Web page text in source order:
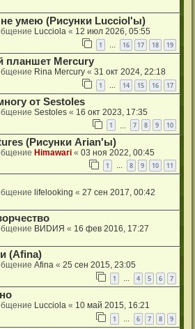
умею (Рисунки Lucciol'ы)
Lucciola « 12 июл 2026, 05:55
1 … 16 17 18 19
планшет Mercury
Rina Mercury « 31 окт 2024, 22:18
1 14 15 16 17
от Sestoles
Sestoles « 16 окт 2023, 17:35
1 7 8 9 10
(Рисунки Arian'ы)
Himawari « 03 ноя 2022, 00:45
1 … 8 9 10 11
lifelooking « 27 сен 2017, 00:42
ВИDИЯ « 16 фев 2016, 17:27
(Afina)
Afina « 25 сен 2015, 23:05
1 … 4 5 6 7
Lucciola « 10 май 2015, 16:21
1 … 6 7 8 9